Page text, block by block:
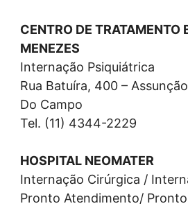
CENTRO DE TRATAMENTO
MENEZES
Internação Psiquiátrica
Rua Batuíra, 400 –
Do Campo
Tel. (11) 4344-2229
HOSPITAL NEOMATER
Internação Cirúrgica /
Pronto Atendimento/